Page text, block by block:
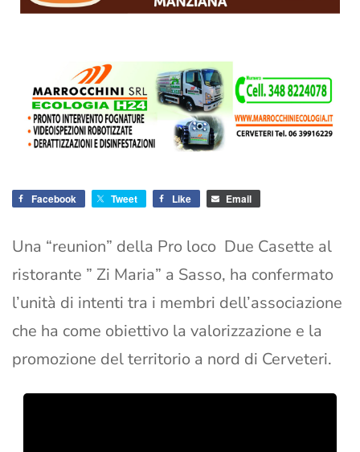
Facebook Tweet Like Email
Una “reunion” della Pro loco Due Casette al
ristorante ” Zi Maria” a Sasso, ha confermato
l’unità di intenti tra i membri dell’associazione
che ha come obiettivo la valorizzazione e la
promozione del territorio a nord di Cerveteri.